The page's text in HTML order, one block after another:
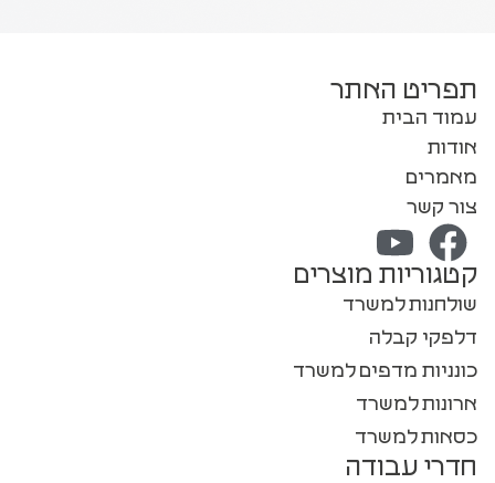
תפריט האתר
עמוד הבית
אודות
מאמרים
צור קשר
קטגוריות מוצרים
שולחנות למשרד
דלפקי קבלה
כונניות מדפים למשרד
ארונות למשרד
כסאות למשרד
חדרי עבודה